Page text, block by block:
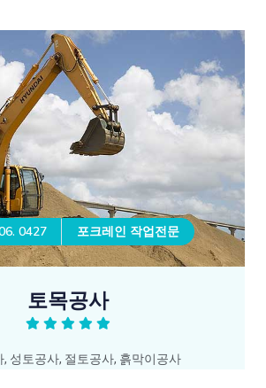
0427 포크레인 작업전문
토목공사
, 성토공사, 절토공사, 흙막이공사